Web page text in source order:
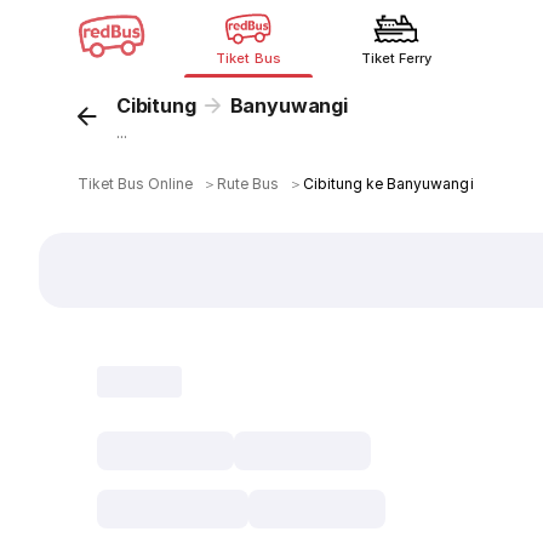
Tiket Bus Tiket Ferry
Cibitung Banyuwangi
...
Tiket Bus Online ＞ Rute Bus ＞Cibitung ke Banyuwangi